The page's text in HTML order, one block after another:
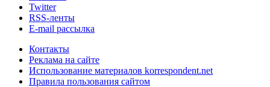
Twitter
RSS-ленты
E-mail рассылка
Контакты
Реклама на сайте
Использование материалов korrespondent.net
Правила пользования сайтом